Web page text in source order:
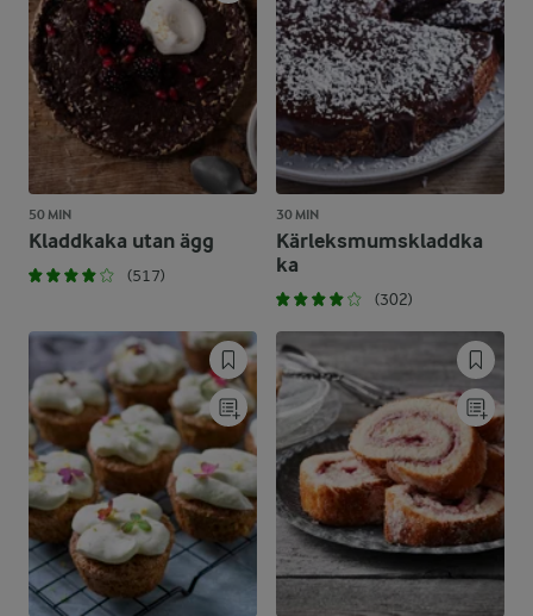
50 MIN
Kladdkaka utan ägg
(517)
30 MIN
Kärleksmumskladdka
ka
(302)